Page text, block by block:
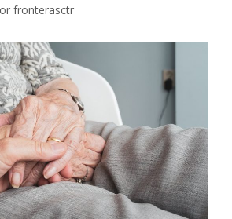
fronterasctr